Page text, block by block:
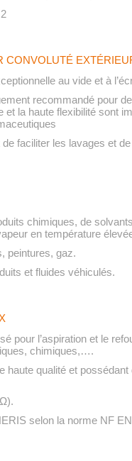
CONVOLUTÉ
au vide et à
recommandé pour
et la haute flexibilité sont
faciliter les lavages et
chimiques, de
en température
peintures, gaz.
et fluides véhiculés.
pour l’aspiration et le
chimiques,….
qualité et possédant
selon la norme NF